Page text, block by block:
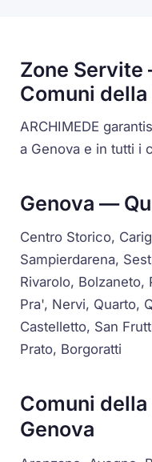
Zone Servite
Comuni
ARCHIMEDE
a Genova e in tutti i
Genova —
Centro Storico,
Sampierdarena,
Rivarolo,
Pra', Nervi, Quarto,
Castelletto, San
Prato, Borgoratti
Comuni
Genova